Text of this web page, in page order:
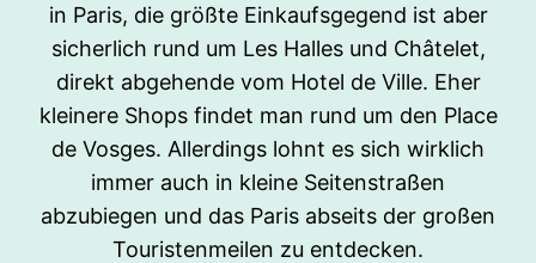
in Paris, die größte Einkaufsgegend ist aber
sicherlich rund um Les Halles und Châtelet,
direkt abgehende vom Hotel de Ville. Eher
kleinere Shops findet man rund um den Place
de Vosges. Allerdings lohnt es sich wirklich
immer auch in kleine Seitenstraßen
abzubiegen und das Paris abseits der großen
Touristenmeilen zu entdecken.